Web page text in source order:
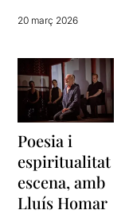
20 març 2026
Poesia i
espiritualitat
escena, amb
Lluís Homar